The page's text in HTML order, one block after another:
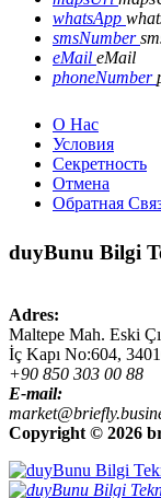
whatsApp
smsNumber
eMail eMail
phoneNumber
О Нас
Условия
Секретность
Отмена
Обратная
duyBunu Bilgi
Adres:
Maltepe Mah. Eski
İç Kapı No:604,
+90 850 303 00 88
E-mail:
Copyright © 2026